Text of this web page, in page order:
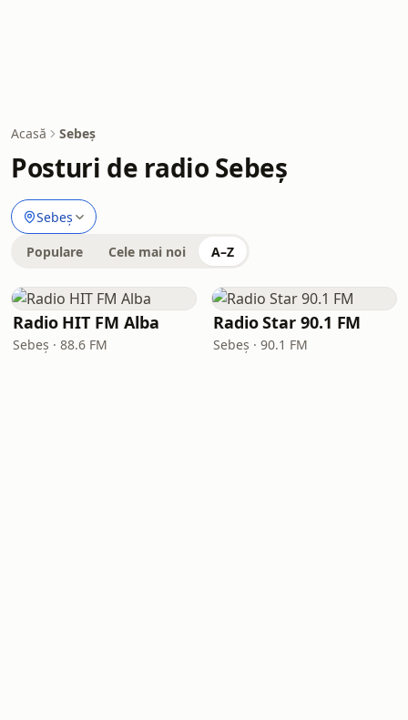
Acasă Sebeș
Posturi de radio Sebeș
Sebeș
Populare Cele mai noi A–Z
Radio HIT FM Alba
Sebeș · 88.6 FM
Radio Star 90.1 FM
Sebeș · 90.1 FM